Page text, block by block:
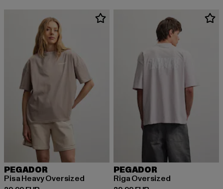
PEGADOR
Pisa Heavy Oversized
PEGADOR
Riga Oversized